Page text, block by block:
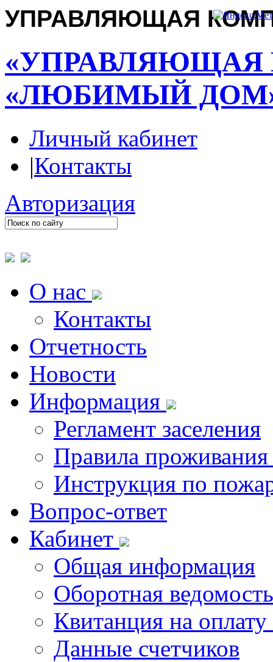
УПРАВЛЯЮЩАЯ
«ЛЮБИМЫЙ
Личный кабинет
|Контакты
Авторизация
О нас
Контакты
Отчетность
Новости
Информация
Регламент заселения
Правила
Инструкция по
Вопрос-ответ
Кабинет
Общая информация
Оборотная ведомость
Квитанция на
Данные счетчиков